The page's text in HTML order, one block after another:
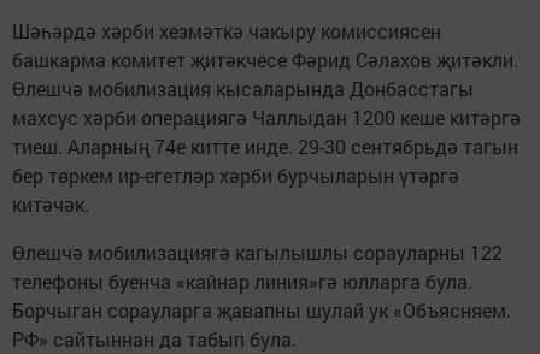
Шәһәрдә хәрби хезмәткә чакыру комиссиясен
башкарма комитет җитәкчесе Фәрид Сәлахов җитәкли.
Өлешчә мобилизация кысаларында Донбасстагы
махсус хәрби операциягә Чаллыдан 1200 кеше китәргә
тиеш. Аларның 74е китте инде. 29-30 сентябрьдә тагын
бер төркем ир-егетләр хәрби бурчыларын үтәргә
китәчәк.
Өлешчә мобилизациягә кагылышлы сорауларны 122
телефоны буенча «кайнар линия»гә юлларга була.
Борчыган сорауларга җавапны шулай ук «Объясняем.
РФ» сайтыннан да табып була.